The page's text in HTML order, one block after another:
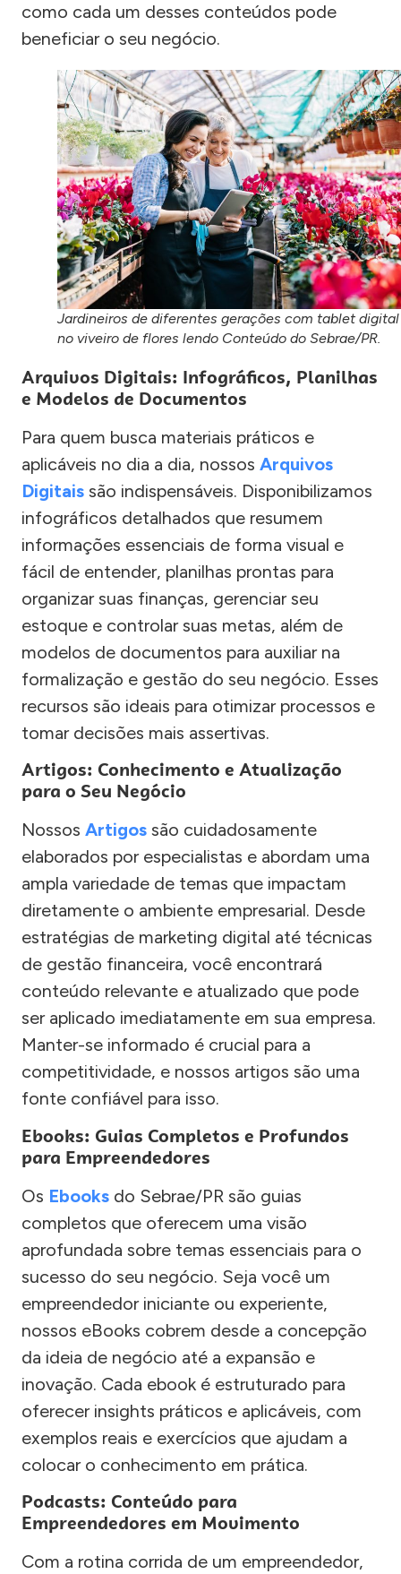
como cada um desses conteúdos pode
beneficiar o seu negócio.
Jardineiros de diferentes gerações com tablet digital
no viveiro de flores lendo Conteúdo do Sebrae/PR.
Arquivos Digitais: Infográficos, Planilhas
e Modelos de Documentos
Para quem busca materiais práticos e
aplicáveis no dia a dia, nossos Arquivos
Digitais são indispensáveis. Disponibilizamos
infográficos detalhados que resumem
informações essenciais de forma visual e
fácil de entender, planilhas prontas para
organizar suas finanças, gerenciar seu
estoque e controlar suas metas, além de
modelos de documentos para auxiliar na
formalização e gestão do seu negócio. Esses
recursos são ideais para otimizar processos e
tomar decisões mais assertivas.
Artigos: Conhecimento e Atualização
para o Seu Negócio
Nossos Artigos são cuidadosamente
elaborados por especialistas e abordam uma
ampla variedade de temas que impactam
diretamente o ambiente empresarial. Desde
estratégias de marketing digital até técnicas
de gestão financeira, você encontrará
conteúdo relevante e atualizado que pode
ser aplicado imediatamente em sua empresa.
Manter-se informado é crucial para a
competitividade, e nossos artigos são uma
fonte confiável para isso.
Ebooks: Guias Completos e Profundos
para Empreendedores
Os Ebooks do Sebrae/PR são guias
completos que oferecem uma visão
aprofundada sobre temas essenciais para o
sucesso do seu negócio. Seja você um
empreendedor iniciante ou experiente,
nossos eBooks cobrem desde a concepção
da ideia de negócio até a expansão e
inovação. Cada ebook é estruturado para
oferecer insights práticos e aplicáveis, com
exemplos reais e exercícios que ajudam a
colocar o conhecimento em prática.
Podcasts: Conteúdo para
Empreendedores em Movimento
Com a rotina corrida de um empreendedor,